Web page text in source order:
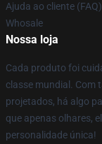
Ajuda ao cliente (FAQ)
Whosale
Nossa loja
Cada produto foi
classe mundial. Com
projetados, há algo
que apenas olhares,
personalidade única!